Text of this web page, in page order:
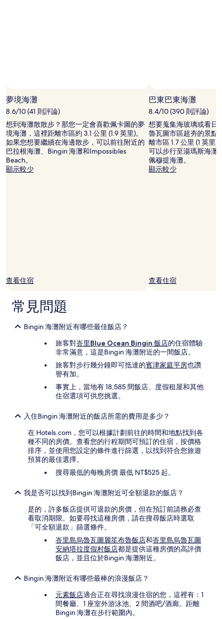
有
所
變
動，
可
能
受
到
其
他
夢境海灘
8.6/10 (41 則評論)
想到海灘散散步？那您一定會喜歡佩卡圖的夢
境海灘，這裡距離市區約 3.1 公里 (1.9 英里)。
如果您想要繼續在海邊散步，可以前往附近的
巴拉根海灘、Bingin 海灘和Impossibles
Beach。
顯示較少
查看住宿
巴東巴東海灘
8.4/10 (390 則評論)
想要蒐集海玻璃或看日
魯瓦圖市區超夯的景點
離市區 1.7 公里 (1 英里
可以步行至湯瑪斯海灘
佩穆提海灘。
顯示較少
查看住宿
常見問題
Bingin 海灘附近有哪些最佳飯店？
旅客對峇里Blue Ocean Bingin 飯店的住宿體驗
非常滿意，這是Bingin 海灘附近的一間飯店。
旅客對步行幾分鐘即可抵達的賓津家庭平房也讚
譽有加。
事實上，當地有 18,585 間飯店、度假租屋和其他
住宿選項可供您挑選。
入住Bingin 海灘附近的飯店所需的費用是多少？
在 Hotels.com，您可以根據計劃前往的時間和地點找到各
種不同的房價。查看您的行程期間可預訂的住宿，按價格
排序，並使用您設定的條件進行篩選，以找到符合您旅遊
預算的最佳選擇。
搜尋最低的每晚房價 最低 NT$525 起。
我是否可以找到Bingin 海灘附近可全額退款的飯店？
是的，許多飯店提供可退款的房價，但在預訂前請務必查
看取消期限。如要尋找這種房價，請在搜尋飯店時選取
「可全額退款」篩選條件。
峇里島烏魯瓦圖麗笙布魯飯店和峇里島烏魯瓦圖
安納塔拉度假村飯店都是提供這種房價的高評價
飯店，並且位於Bingin 海灘附近。
Bingin 海灘附近有哪些最棒的浪漫飯店？
元素飯店適合正在尋找浪漫住宿的您，這裡有：1
間餐廳、1 座室外游泳池、2 間酒吧/酒廊。距離
Bingin 海灘在步行範圍內。